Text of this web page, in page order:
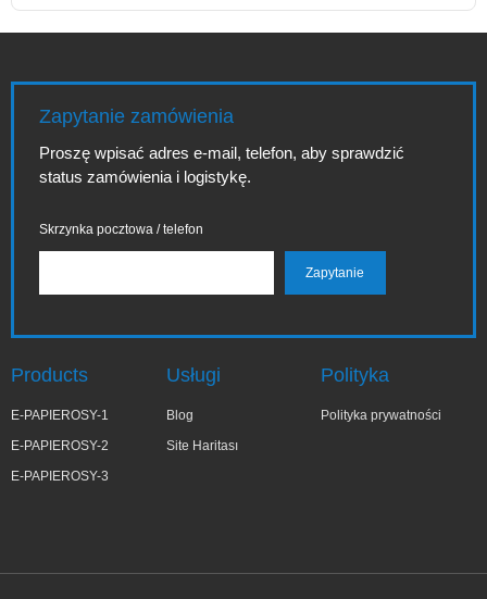
Zapytanie zamówienia
Proszę wpisać adres e-mail, telefon, aby sprawdzić
status zamówienia i logistykę.
Skrzynka pocztowa / telefon
Products
E-PAPIEROSY-1
E-PAPIEROSY-2
E-PAPIEROSY-3
Usługi
Blog
Site Haritası
Polityka
Polityka prywatności